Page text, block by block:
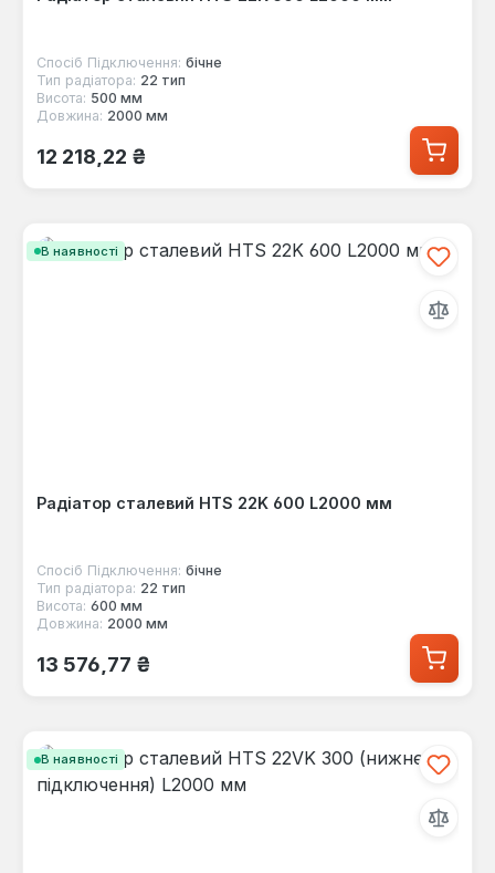
Спосіб Підключення: бічне
Тип радіатора: 22 тип
Висота: 500 мм
Довжина: 2000 мм
Звичайна ціна:
12 218,22 ₴
В наявності
Радіатор сталевий HTS 22K 600 L2000 мм
Спосіб Підключення: бічне
Тип радіатора: 22 тип
Висота: 600 мм
Довжина: 2000 мм
Звичайна ціна:
13 576,77 ₴
В наявності